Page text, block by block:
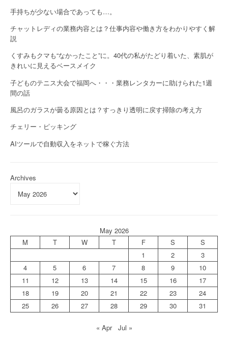
手持ちが少ない場合であっても…。
チャットレディの業務内容とは？仕事内容や働き方をわかりやすく解
説
くすみもクマも“なかったこと”に。40代の私がたどり着いた、素肌が
きれいに見えるベースメイク
子どものテニス大会で福岡へ・・・業務レンタカーに助けられた1週
間の話
風呂のガラスが曇る原因とは？すっきり透明に戻す掃除の考え方
チェリー・ピッキング
AIツールで自動収入をネットで稼ぐ方法
Archives
May 2026
M
T W T F S
S
1
2
3
4
5 6 7 8 9
10
11
12 13 14 15 16
17
18
19 20 21 22 23
24
25
26 27 28 29 30 31
« Apr Jul »